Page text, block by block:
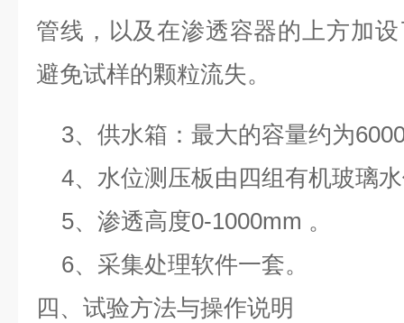
管线，以及在渗透容器的上方加
避免试样的颗粒流失。
3、供水箱：最大的容量约为
4、水位测压板由四组有机玻璃
5、渗透高度0-1000mm 。
6、采集处理软件一套。
四、试验方法与操作说明